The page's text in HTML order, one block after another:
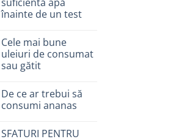
înainte de un test
Cele mai bune
uleiuri de consumat
sau gătit
De ce ar trebui să
consumi ananas
SFATURI PENTRU